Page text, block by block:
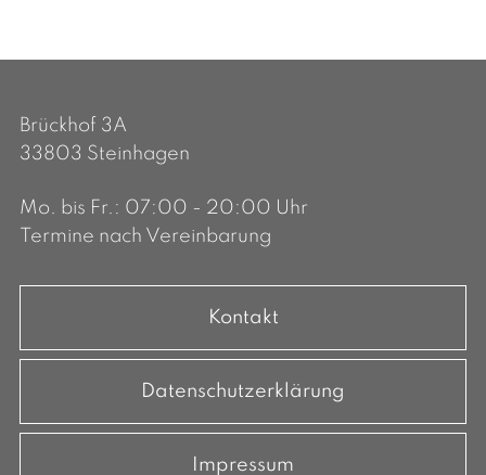
Brückhof 3A
33803 Steinhagen
Mo. bis Fr.: 07:00 - 20:00 Uhr
Termine nach Vereinbarung
Kontakt
Datenschutzerklärung
Impressum